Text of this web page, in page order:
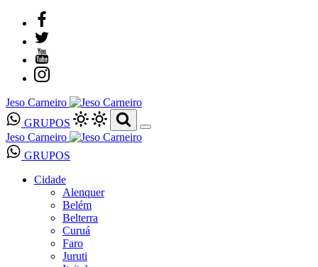
Jeso Carneiro
GRUPOS
Jeso Carneiro
GRUPOS
Cidade
Alenquer
Belém
Belterra
Curuá
Faro
Juruti